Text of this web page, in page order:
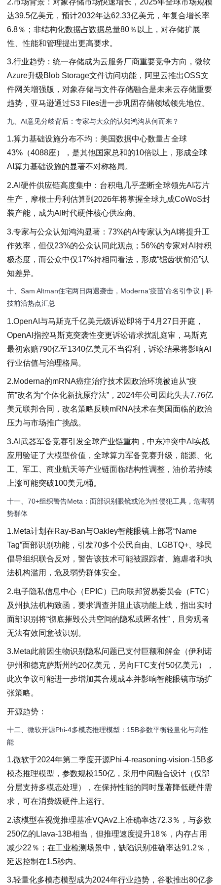
达39.5亿美元，预计2032年达62.33亿美元，年复合增长率
6.8％；非结构化数据占数据总量80％以上，对存储扩展
性、性能和管理提出更高要求。
3.行业趋势：统一存储成为云服务厂商重要竞争方向，微软
Azure升级Blob Storage文件访问功能，阿里云推出OSS文
件网关增强版，对象存储与文件存储融合是未来云存储重要
趋势，亚马逊通过S3 Files进一步巩固存储领域领先地位。
九、AI意见分歧背后：专家与大众的认知鸿沟从何而来？
1.算力基础设施分布不均：美国数据中心数量占全球
43%（4088座），是其他国家总和的10倍以上，形成全球
AI算力基础设施的显著不对称格局。
2.AI硬件供应链高度集中：台积电几乎垄断全球领先AI芯片
生产，摩根士丹利估算到2026年将掌握全球九成CoWoS封
装产能，成为AI时代硬件核心供应商。
3.专家与公众认知鸿沟显著：73%的AI专家认为AI将提升工
作效率，但仅23%的公众认同此观点；56%的专家对AI持积
极态度，而公众中仅17%持相同看法，形成“锯齿状前沿”认
知差异。
十、Sam Altman住宅两日两遇袭击，Moderna‘疫苗’命名引争议 | 科
技前沿热点汇总
1.OpenAI与马斯克千亿美元级诉讼即将于4月27日开庭，
OpenAI指控马斯克突袭性变更诉讼请求扰乱庭审，马斯克
最初索赔790亿至1340亿美元不当得利，诉讼结果将影响AI
行业估值与治理格局。
2.Moderna的mRNA癌症治疗技术因政治环境被迫从“疫
苗”改名为“个体化新抗原疗法”，2024年公司因此失去7.76亿
美元联邦合同，改名策略反映mRNA技术在美国面临的政治
压力与市场推广挑战。
3.AI武器军备竞赛引发全球产业链重构，中东冲突中AI实战
应用验证了大模型价值，全球算力军备竞赛升级，能源、化
工、军工、商业航天等产业链面临结构性调整，油价若持续
上涨可能突破100美元/桶。
十一、70+组织警告Meta：面部识别眼镜或沦为性侵犯工具，危害弱
势群体
1.Meta计划在Ray-Ban与Oakley智能眼镜上部署“Name
Tag”面部识别功能，引发70多个公民自由、LGBTQ+、移民
倡导组织联合反对，警告该技术可能被跟踪者、施虐者和执
法机构滥用，危及弱势群体安全。
2.电子隐私信息中心（EPIC）已向联邦贸易委员会（FTC）
及州执法机构致函，要求调查并阻止该功能上线，指出实时
面部识别将“彻底摧毁公共空间的隐私或匿名性”，且旁观者
无法有效同意被识别。
3.Meta此前因生物识别隐私问题已支付巨额和解金（伊利诺
伊州和德克萨斯州约20亿美元，另向FTC支付50亿美元），
此次争议可能进一步增加其合规成本并影响智能眼镜市场扩
张策略。
开源趋势：
十二、微软开源Phi-4多模态推理模型：15B参数平衡轻量化与高性
能
1.微软于2024年第二季度开源Phi-4-reasoning-vision-15B多
模态推理模型，参数规模150亿，采用中间融合设计（仅部
分层支持多模态处理），在保持性能的同时显著降低硬件需
求，可在消费级硬件上运行。
2.该模型在视觉推理基准VQAv2上准确率达72.3％，与参数
250亿的Llava-13B相当，但推理速度提升18％，内存占用
减少22％；在工业检测场景中，缺陷识别准确率达91.2％，
延迟控制在1.5秒内。
3.轻量化多模态模型成为2024年行业趋势，谷歌推出80亿参